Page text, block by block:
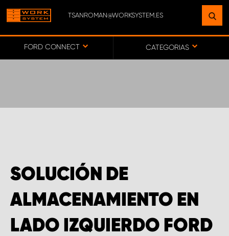
TSANROMAN@WORKSYSTEM.ES
FORD CONNECT CATEGORIAS
SOLUCIÓN DE
ALMACENAMIENTO EN
LADO IZQUIERDO FORD
ENCUENTRE UNA INSTALACIÓN
CERCA DE USTED